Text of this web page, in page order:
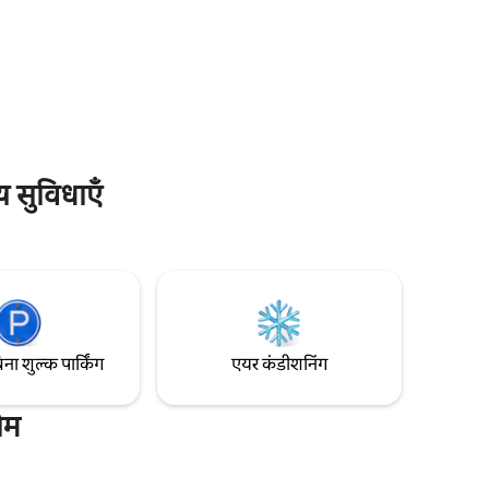
सुविधाएँ
शुल्क पार्किंग एयर कंडीशनिंग